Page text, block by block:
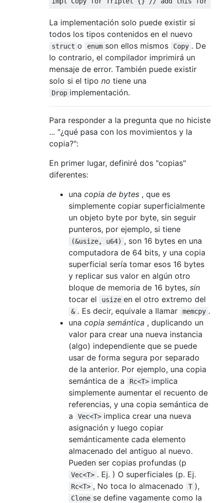
La implementación solo puede existir si
todos los tipos contenidos en el nuevo
struct o enum son ellos mismos Copy . De
lo contrario, el compilador imprimirá un
mensaje de error. También puede existir
solo si el tipo no tiene una
Drop implementación.
Para responder a la pregunta que no hiciste
... "¿qué pasa con los movimientos y la
copia?":
En primer lugar, definiré dos "copias"
diferentes:
una copia de bytes , que es
simplemente copiar superficialmente
un objeto byte por byte, sin seguir
punteros, por ejemplo, si tiene
(&usize, u64) , son 16 bytes en una
computadora de 64 bits, y una copia
superficial sería tomar esos 16 bytes
y replicar sus valor en algún otro
bloque de memoria de 16 bytes, sin
tocar el
usize en el otro extremo del
& . Es decir, equivale a llamar memcpy .
una copia semántica , duplicando un
valor para crear una nueva instancia
(algo) independiente que se puede
usar de forma segura por separado
de la anterior. Por ejemplo, una copia
semántica de a
Rc<T> implica
simplemente aumentar el recuento de
referencias, y una copia semántica de
a
Vec<T> implica crear una nueva
asignación y luego copiar
semánticamente cada elemento
almacenado del antiguo al nuevo.
Pueden ser copias profundas (p
Vec<T> . Ej. ) O superficiales (p. Ej.
Rc<T> , No toca lo almacenado T ),
Clone se define vagamente como la